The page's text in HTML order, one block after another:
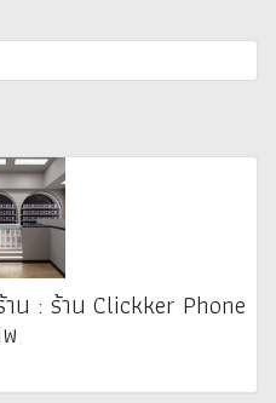
: ร้าน Clickker Phone